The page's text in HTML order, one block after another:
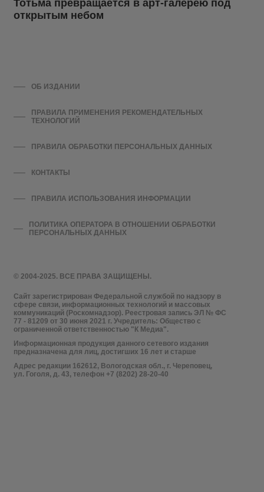
Тотьма превращается в арт-галерею под
открытым небом
© 2004-2025. ВСЕ ПРАВА ЗАЩИЩЕНЫ.
Сайт зарегистрирован Федеральной службой по надзору в
сфере связи, информационных технологий и массовых
коммуникаций (Роскомнадзор). Реестровая запись ЭЛ № ФС
77 - 81209 от 30 июня 2021 г. Учредитель: Общество с
ограниченной ответственностью "К Медиа".
Информационная продукция данного сетевого издания
предназначена для лиц, достигших 16 лет и старше
Адрес редакции 162612, Вологодская обл., г. Череповец,
ул. Гоголя, д. 43, телефон +7 (8202) 28-20-40
ОБ ИЗДАНИИ
ПРАВИЛА ПРИМЕНЕНИЯ РЕКОМЕНДАТЕЛЬНЫХ
ТЕХНОЛОГИЙ
ПРАВИЛА ОБРАБОТКИ ПЕРСОНАЛЬНЫХ ДАННЫХ
КОНТАКТЫ
ПРАВИЛА ИСПОЛЬЗОВАНИЯ ИНФОРМАЦИИ
ПОЛИТИКА ОПЕРАТОРА В ОТНОШЕНИИ ОБРАБОТКИ
ПЕРСОНАЛЬНЫХ ДАННЫХ